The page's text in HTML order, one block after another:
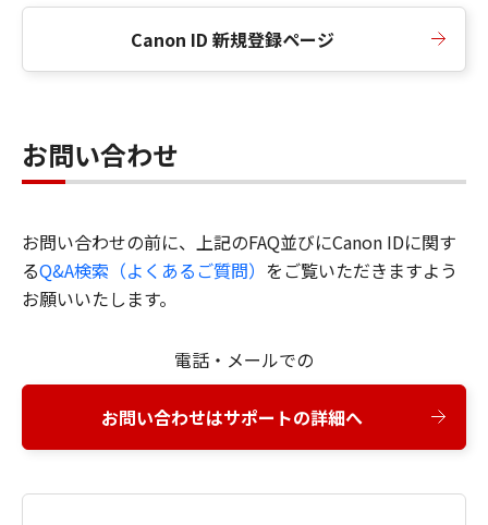
Canon ID 新規登録ページ
お問い合わせ
お問い合わせの前に、上記のFAQ並びにCanon IDに関す
るQ&A検索（よくあるご質問） をご覧いただきますよう
お願いいたします。
電話・メールでの
お問い合わせはサポートの詳細へ